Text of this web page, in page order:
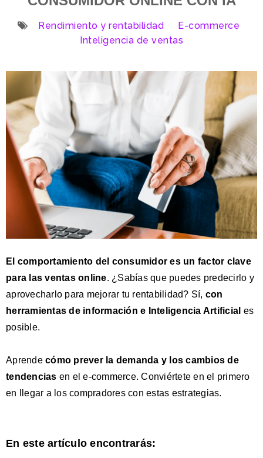
Rendimiento y rentabilidad
E-commerce
Inteligencia de ventas
El comportamiento del consumidor es un factor clave
para las ventas online. ¿Sabías que puedes predecirl o y
aprovechar o para mejorar tu rentabi idad? Sí, con
herramientas deinformación e Inteligencia Artificial es
posib e.
Aprendecómo prever la demanda y los cambios de
tendencias en el e-commerce. Conviértete en el primero
en llegar a los compradores con estas estrategias.
En este artículo encontrarás: